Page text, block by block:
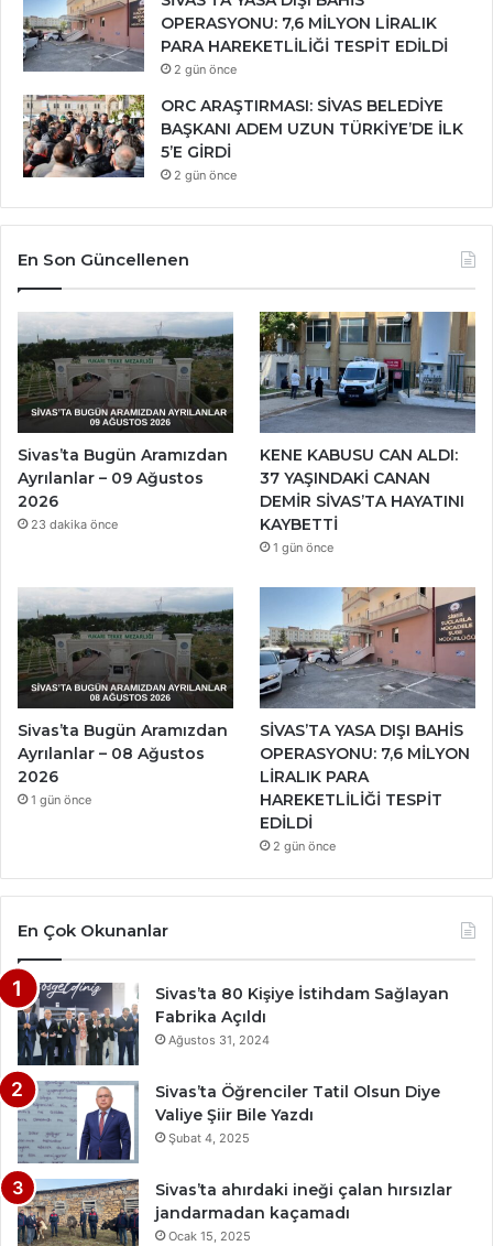
OPERASYONU: 7,6 MİLYON LİRALIK
PARA HAREKETLİLİĞİ TESPİT EDİLDİ
2 gün önce
ORC ARAŞTIRMASI: SİVAS BELEDİYE
BAŞKANI ADEM UZUN TÜRKİYE’DE İLK
5’E GİRDİ
2 gün önce
En Son Güncellenen
Sivas’ta Bugün Aramızdan
Ayrılanlar – 09 Ağustos
2026
23 dakika önce
KENE KABUSU CAN ALDI:
37 YAŞINDAKİ CANAN
DEMİR SİVAS’TA HAYATINI
KAYBETTİ
1 gün önce
Sivas’ta Bugün Aramızdan
Ayrılanlar – 08 Ağustos
2026
1 gün önce
SİVAS’TA YASA DIŞI BAHİS
OPERASYONU: 7,6 MİLYON
LİRALIK PARA
HAREKETLİLİĞİ TESPİT
EDİLDİ
2 gün önce
En Çok Okunanlar
Sivas’ta 80 Kişiye İstihdam Sağlayan
Fabrika Açıldı
Ağustos 31, 2024
Sivas’ta Öğrenciler Tatil Olsun Diye
Valiye Şiir Bile Yazdı
Şubat 4, 2025
Sivas’ta ahırdaki ineği çalan hırsızlar
jandarmadan kaçamadı
Ocak 15, 2025